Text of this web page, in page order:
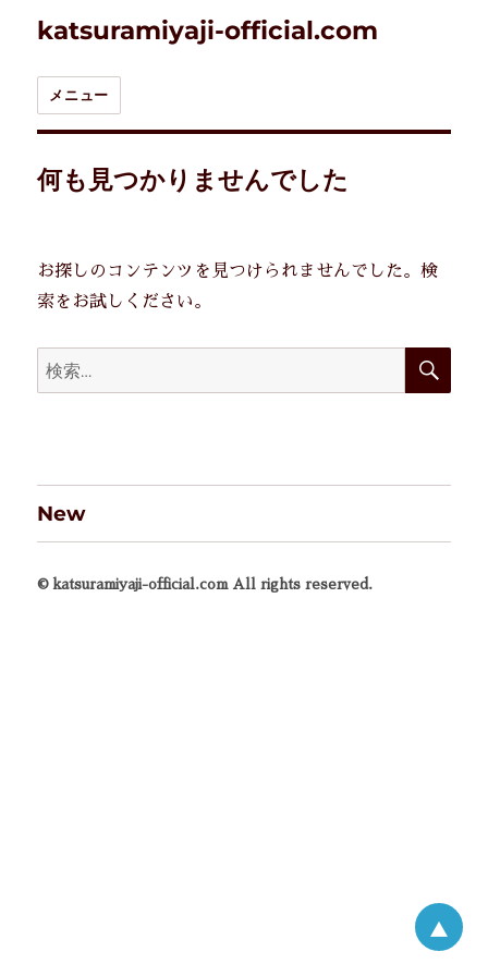
katsuramiyaji-official.com
メニュー
何も見つかりませんでした
お探しのコンテンツを見つけられませんでした。検
索をお試しください。
検
索:
検
New
© katsuramiyaji-official.com All rights reserved.
▲